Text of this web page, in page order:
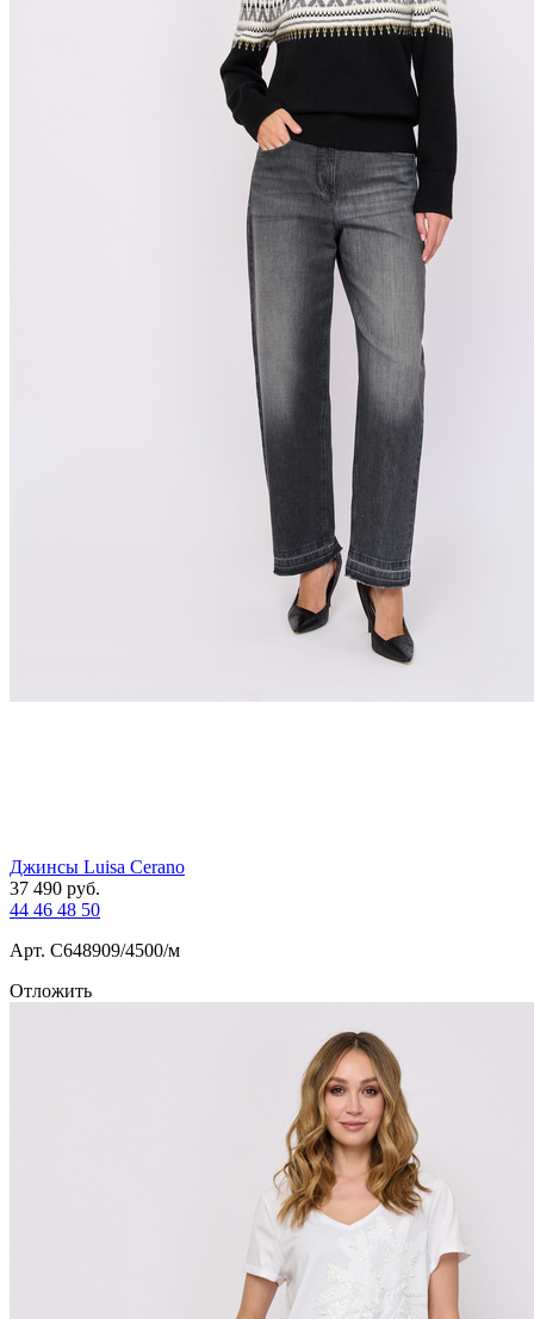
Джинсы Luisa Cerano
37 490 руб.
44 46 48 50
Арт. С648909/4500/м
Отложить